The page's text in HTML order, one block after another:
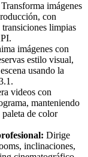
Transforma imágenes
con
limpias
imágenes con
estilo visual,
usando la
videos con
manteniendo
de color
Dirige
inclinaciones,